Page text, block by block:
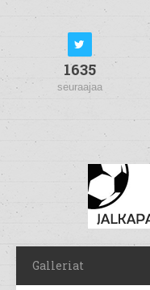
1635
seuraajaa
Galleriat